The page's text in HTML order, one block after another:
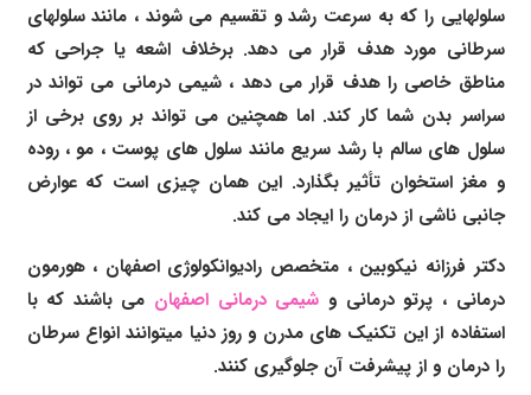
سلولهایی را که به سرعت رشد و تقسیم می شوند ، مانند سلولهای
سرطانی مورد هدف قرار می دهد. برخلاف اشعه یا جراحی که
مناطق خاصی را هدف قرار می دهد ، شیمی درمانی می تواند در
سراسر بدن شما کار کند. اما همچنین می تواند بر روی برخی از
سلول های سالم با رشد سریع مانند سلول های پوست ، مو ، روده
و مغز استخوان تأثیر بگذارد. این همان چیزی است که عوارض
جانبی ناشی از درمان را ایجاد می کند.
دکتر فرزانه نیکوبین ، متخصص رادیوانکولوژی اصفهان ، هورمون
درمانی ، پرتو درمانی و شیمی درمانی اصفهان می باشند که با
استفاده از این تکنیک های مدرن و روز دنیا میتوانند انواع سرطان
را درمان و از پیشرفت آن جلوگیری کنند.